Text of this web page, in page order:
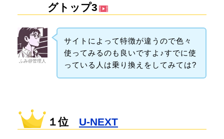
グトップ3
ふみ@管理人
サイトによって特徴が違うので色々
使ってみるのも良いですよ♪すでに使
っている人は乗り換えをしてみては?
１位 U-NEXT